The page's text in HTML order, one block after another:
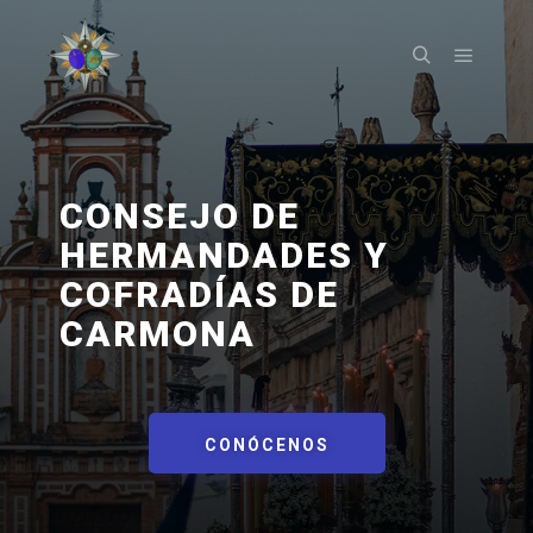
CONSEJO DE
HERMANDADES Y
COFRADÍAS DE
CARMONA​
CONÓCENOS